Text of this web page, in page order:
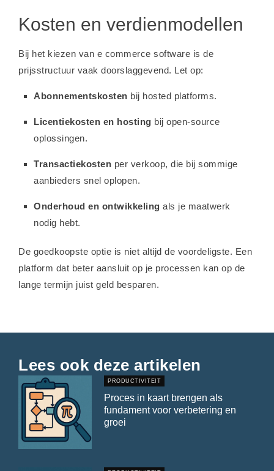
Kosten en verdienmodellen
Bij het kiezen van e commerce software is de
prijsstructuur vaak doorslaggevend. Let op:
Abonnementskosten bij hosted platforms.
Licentiekosten en hosting bij open-source
oplossingen.
Transactiekosten per verkoop, die bij sommige
aanbieders snel oplopen.
Onderhoud en ontwikkeling als je maatwerk
nodig hebt.
De goedkoopste optie is niet altijd de voordeligste. Een
platform dat beter aansluit op je processen kan op de
lange termijn juist geld besparen.
Lees ook deze artikelen
PRODUCTIVITEIT
Proces in kaart brengen als
fundament voor verbetering en
groei